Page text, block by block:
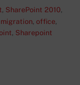
, SharePoint 2010,
migration, office,
, Sharepoint